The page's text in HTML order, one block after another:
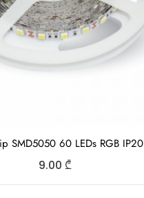
SMD5050 60 LEDs RGB IP20
9.00 ₾